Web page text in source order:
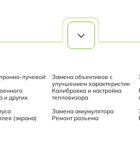
лучевой
Замена объективов с
улучшением характеристик
и других
Калибровка и настройка
тепловизора
Замена аккумулятора
(экрана) Ремонт разъема